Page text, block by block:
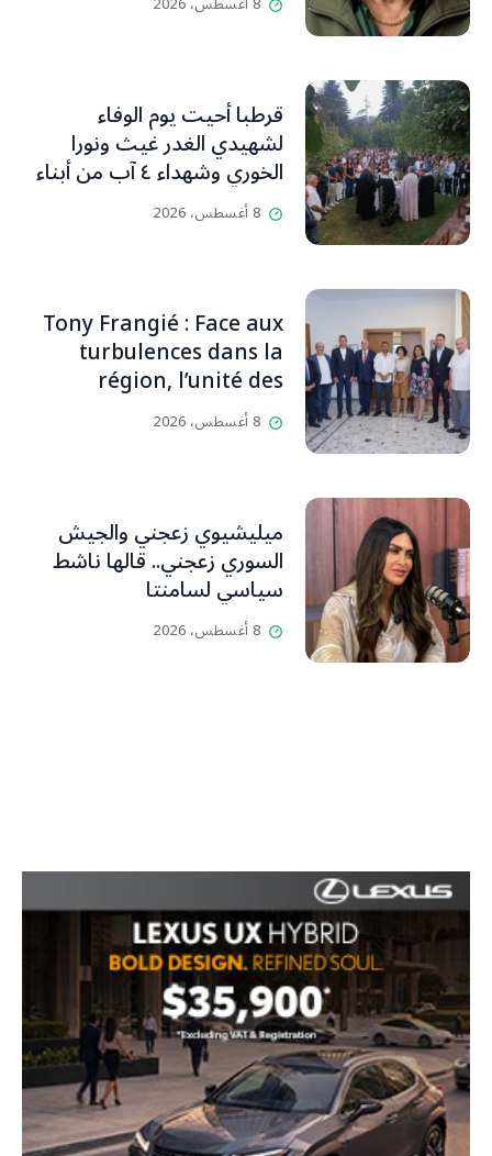
قرطبا أحيت يوم الوفاء
لشهيدي الغدر غيث ونورا
الخوري وشهداء ٤ آب من أبناء
البلدة.. كارين الخوري افرام: لقد
كان بيتنا، بوجود والدي، ينبض
إقفاله لكنه لم يستطع لأنه
بيت رسالة وتاريخ وإيمان وقيم
مستمرة (صور وVideo)
8 أغسطس، 2026
Tony Frangié : Face aux
turbulences dans la
région, l’unité des
Libanais est primordiale
L’OLJ / Par Scarlett
8 أغسطس، 2026
ميليشيوي زعجني والجيش
السوري زعجني.. قالها ناشط
سياسي لسامنتا
8 أغسطس، 2026